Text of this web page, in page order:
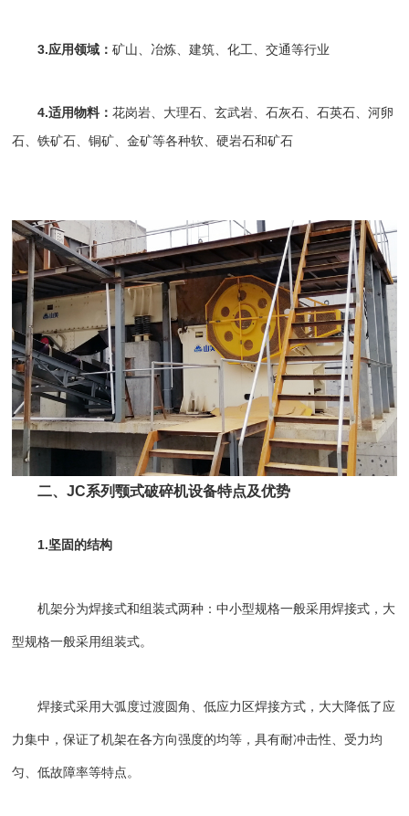
3.应用领域：矿山、冶炼、建筑、化工、交通等行业
4.适用物料：花岗岩、大理石、玄武岩、石灰石、石英石、河卵
石、铁矿石、铜矿、金矿等各种软、硬岩石和矿石
二、JC系列颚式破碎机设备特点及优势
1.坚固的结构
机架分为焊接式和组装式两种：中小型规格一般采用焊接式，大
型规格一般采用组装式。
焊接式采用大弧度过渡圆角、低应力区焊接方式，大大降低了应
力集中，保证了机架在各方向强度的均等，具有耐冲击性、受力均
匀、低故障率等特点。